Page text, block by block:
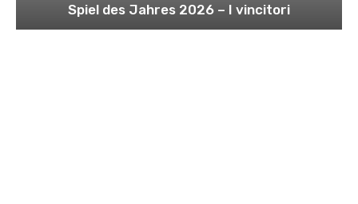
Spiel des Jahres 2026 – I vincitori